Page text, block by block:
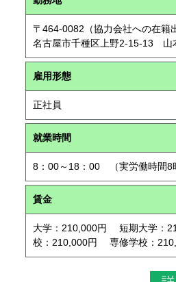
〒464-0082（協力会社への在籍
名古屋市千種区上野2-15-13 山
雇用形態
正社員
就業時間
8：00～18：00 （実労働時間8
賃金
大学：210,000円 短期大学：
校：210,000円 専修学校：